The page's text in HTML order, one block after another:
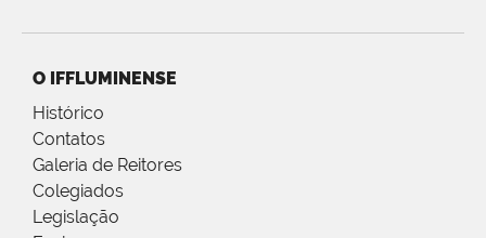
O IFFLUMINENSE
Histórico
Contatos
Galeria de Reitores
Colegiados
Legislação